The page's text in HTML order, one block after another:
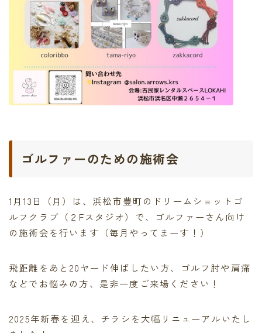
ゴルファーのための施術会
1月13日（月）は、浜松市豊町のドリームショットゴ
ルフクラブ（２Fスタジオ）で、ゴルファーさん向け
の施術会を行います（毎月やってまーす！）
飛距離をあと20ヤード伸ばしたい方、ゴルフ肘や肩痛
などでお悩みの方、是非一度ご来場ください！
2025年新春を迎え、チラシを大幅リニューアルいたし